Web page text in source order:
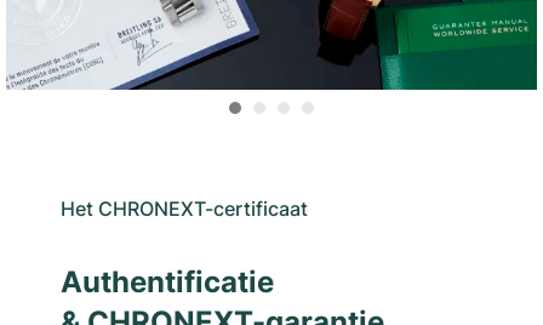
Het CHRONEXT-certificaat
Authentificatie